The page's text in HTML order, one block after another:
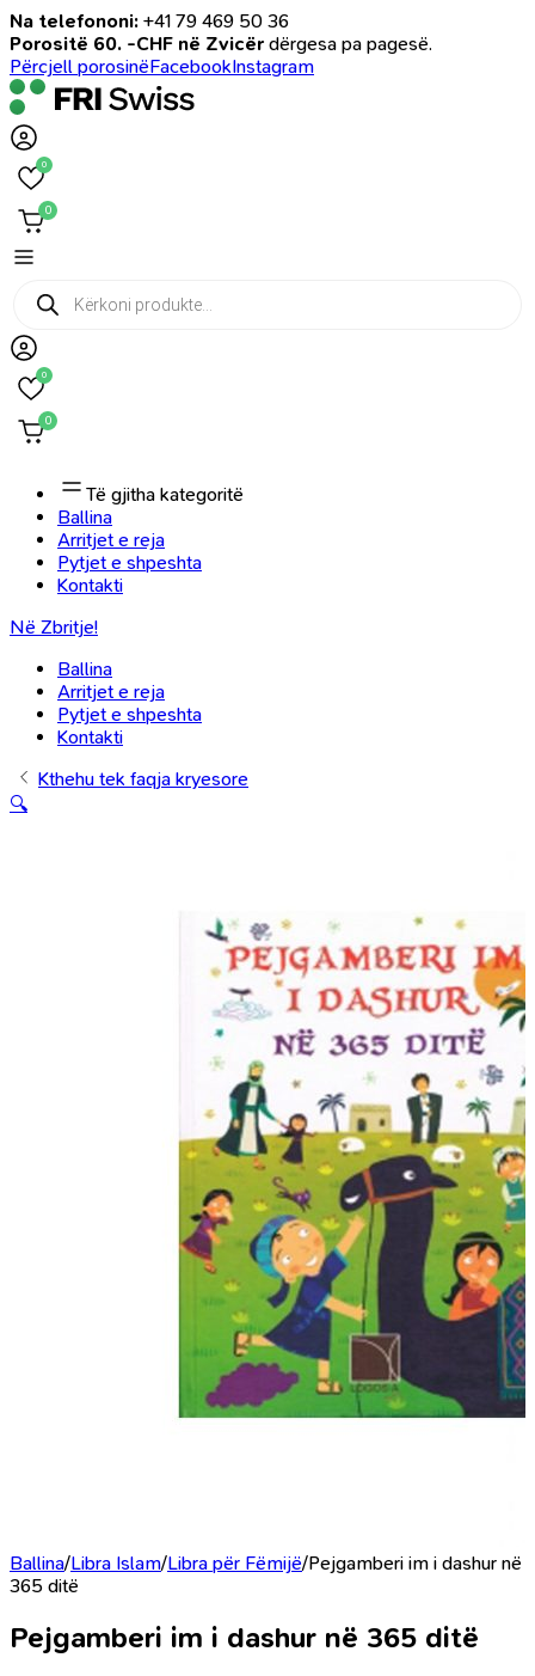
Na telefononi: +41 79 469 50 36
Porositë 60. -CHF në Zvicër dërgesa pa pagesë.
Përcjell porosinëFacebookInstagram
0
0
Products
search
0
0
Të gjitha kategoritë
Ballina
Arritjet e reja
Pytjet e shpeshta
Kontakti
Në Zbritje!
Ballina
Arritjet e reja
Pytjet e shpeshta
Kontakti
Kthehu tek faqja kryesore
🔍
Ballina/Libra Islam/Libra për Fëmijë/Pejgamberi im i dashur në
365 ditë
Pejgamberi im i dashur në 365 ditë